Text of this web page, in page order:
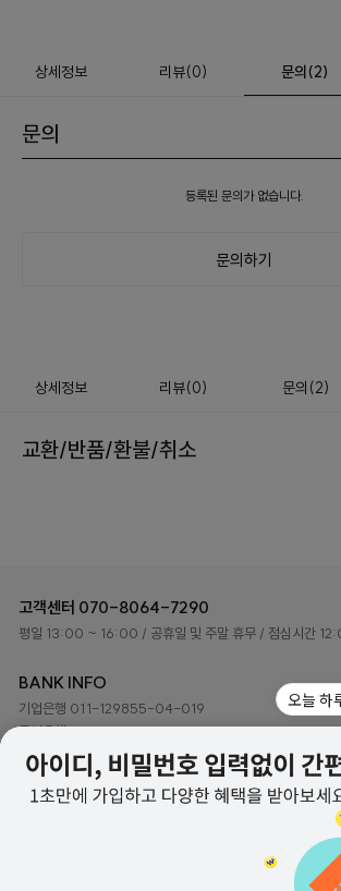
상세정보 리뷰(0) 문의(2)
문의
등록된 문의가 없습니다.
문의하기
상세정보 리뷰(0) 문의 (2)
교환/반품/환불/취소
고객센터 070-8064-7290
평일 13:00 ~ 16:00 / 공휴일 및 주말 휴무 / 점심시간
BANK INFO
기업은행 011-129855-04-019
국민은행 048401-04-216079
예금주 ㈜하이로이 디자인
(주)하이로이디자인 사업자정보
고객센